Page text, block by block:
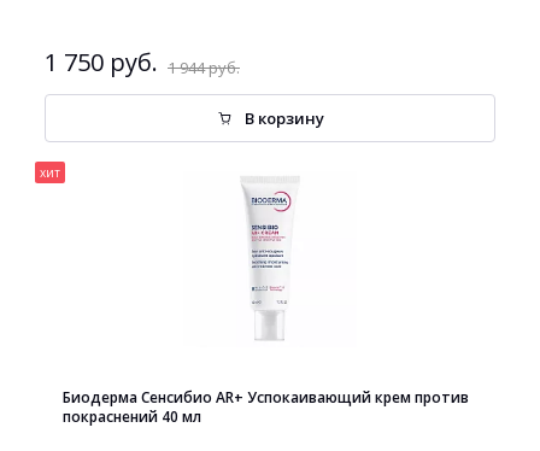
1 750 руб. 1 944 руб.
В корзину
хит
Биодерма Сенсибио AR+ Успокаивающий крем против
покраснений 40 мл